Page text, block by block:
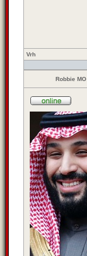
Vrh
Robbie MO